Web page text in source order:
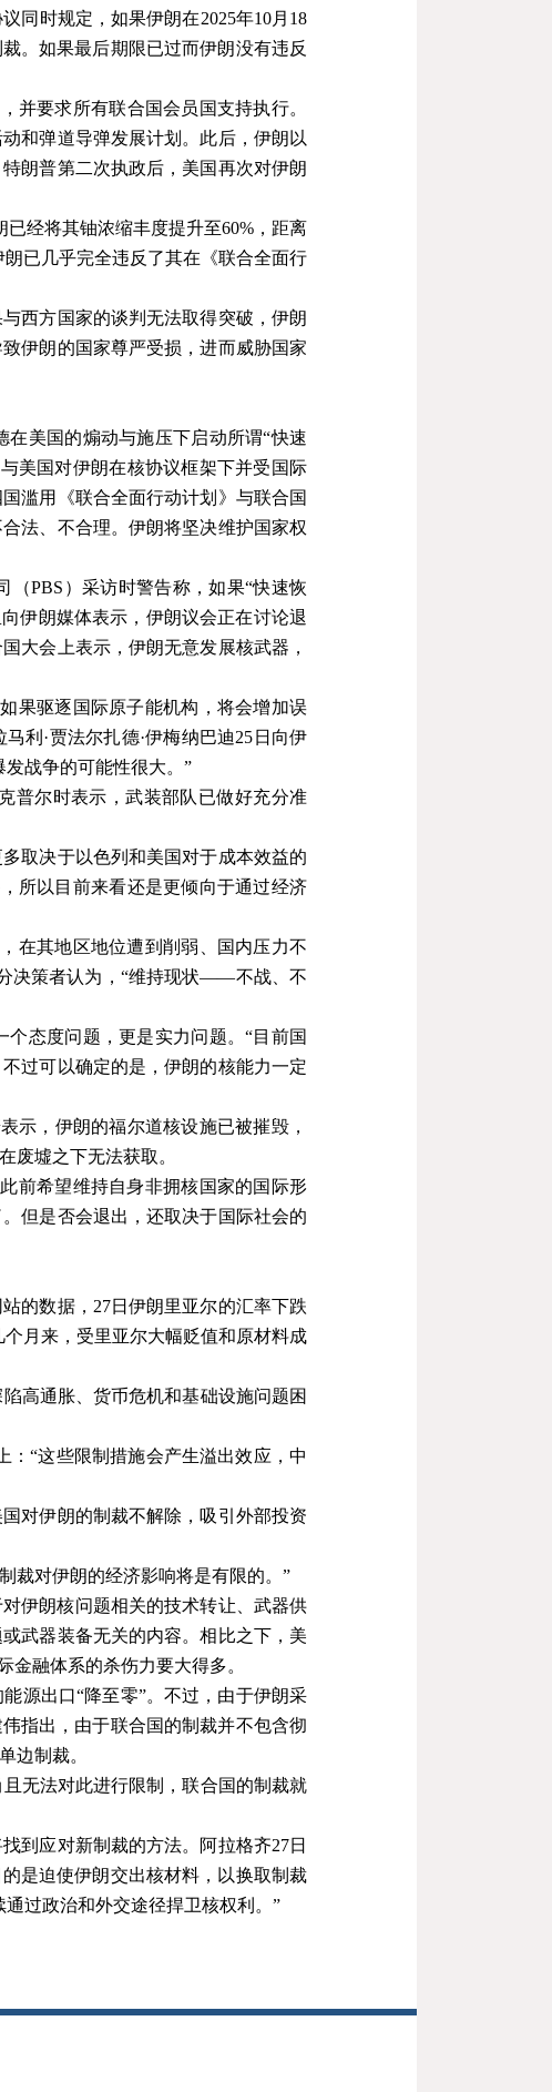
同时规定，如果伊朗在2025年10月 18
。如果最后期限已过而伊朗没有违反
并要求所有联合国会员国支持执行。
和弹道导弹发展计划。此后，伊朗以
朗普第二次执政后，美国再次对伊朗
已经将其铀浓缩丰度提升至60%，距离
已几乎完全违反了其在《联合全面行
西方国家的谈判无法取得突破，伊朗
伊朗的国家尊严受损，进而威胁国家
在美国的煽动与施压下启动所谓“快速
美国对伊朗在核协议框架下并受国际
滥用《联合全面行动计划》与联合国
法、不合理。伊朗将坚决维护国家权
（PBS ）采访时警告称，如果“快速恢
伊朗媒体表示，伊朗议会正在讨论退
大会上表示，伊朗无意发展核武器，
果驱逐国际原子能机构，将会增加误
马利 ·贾法尔扎德·伊梅纳巴迪25 日向伊
战争的可能性很大。 ”
普尔时表示，武装部队已做好充分准
取决于以色列和美国对于成本效益的
所以目前来看还是更倾向于通过经济
在其地区地位遭到削弱、国内压力不
决策者认为，“维持现状——不战、不
态度问题，更是实力问题。“目前国
过可以确定的是，伊朗的核能力一定
示，伊朗的福尔道核设施已被摧毁，
废墟之下无法获取。
前希望维持自身非拥核国家的国际形
但是否会退出，还取决于国际社会的
的数据， 27日伊朗里亚尔的汇率下跌
月来，受里亚尔大幅贬值和原材料成
陷高通胀、货币危机和基础设施问题困
：“这些限制措施会产生溢出效应，中
对伊朗的制裁不解除，吸引外部投资
裁对伊朗的经济影响将是有限的。 ”
伊朗核问题相关的技术转让、武器供
武器装备无关的内容。相比之下，美
融体系的杀伤力要大得多。
源出口“降至零”。不过，由于伊朗采
指出，由于联合国的制裁并不包含彻
边制裁。
无法对此进行限制，联合国的制裁就
到应对新制裁的方法。阿拉格齐27日
是迫使伊朗交出核材料，以换取制裁
过政治和外交途径捍卫核权利。 ”